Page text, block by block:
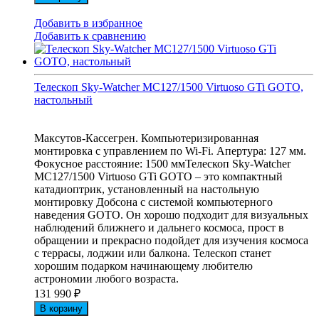
Добавить в избранное
Добавить к сравнению
Телескоп Sky-Watcher MC127/1500 Virtuoso GTi GOTO,
настольный
Максутов-Кассегрен. Компьютеризированная
монтировка с управлением по Wi-Fi. Апертура: 127 мм.
Фокусное расстояние: 1500 ммТелескоп Sky-Watcher
MC127/1500 Virtuoso GTi GOTO – это компактный
катадиоптрик, установленный на настольную
монтировку Добсона с системой компьютерного
наведения GOTO. Он хорошо подходит для визуальных
наблюдений ближнего и дальнего космоса, прост в
обращении и прекрасно подойдет для изучения космоса
с террасы, лоджии или балкона. Телескоп станет
хорошим подарком начинающему любителю
астрономии любого возраста.
131 990 ₽
В корзину